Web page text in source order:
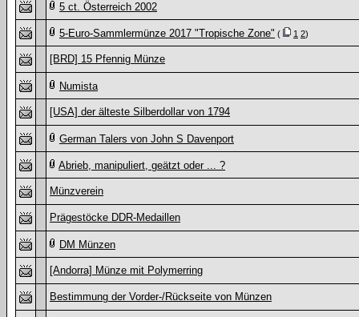
5 ct. Österreich 2002
5-Euro-Sammlermünze 2017 "Tropische Zone" ( 1 2)
[BRD] 15 Pfennig Münze
Numista
[USA] der älteste Silberdollar von 1794
German Talers von John S Davenport
Abrieb, manipuliert, geätzt oder ... ?
Münzverein
Prägestöcke DDR-Medaillen
DM Münzen
[Andorra] Münze mit Polymerring
Bestimmung der Vorder-/Rückseite von Münzen